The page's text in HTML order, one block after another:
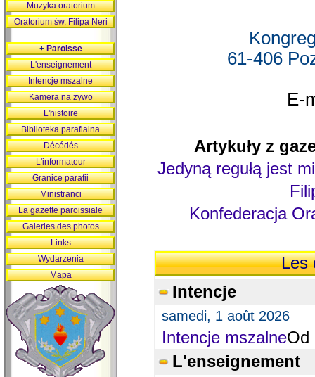
61-406
E-
Artykuły z
Jedyną regułą jest
Konfederacja
Les
Intencje
samedi, 1 août 2026
Intencje mszalneOd
L'enseignement
Muzyka oratorium
Oratorium św. Filipa Neri
+Paroisse
L'enseignement
Intencje mszalne
Kamera na żywo
L'histoire
Biblioteka parafialna
Décédés
L'informateur
Granice parafii
Ministranci
La gazette paroissiale
Galeries des photos
Links
Wydarzenia
Mapa